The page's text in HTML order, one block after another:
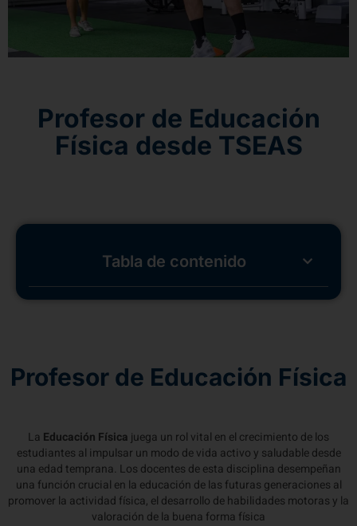
Profesor de Educación
Física desde TSEAS
Tabla de contenido
Profesor de Educación Física
La Educación Física juega un rol vital en el crecimiento de los
estudiantes al impulsar un modo de vida activo y saludable desde
una edad temprana. Los docentes de esta disciplina desempeñan
una función crucial en la educación de las futuras generaciones al
promover la actividad física, el desarrollo de habilidades motoras y la
valoración de la buena forma física